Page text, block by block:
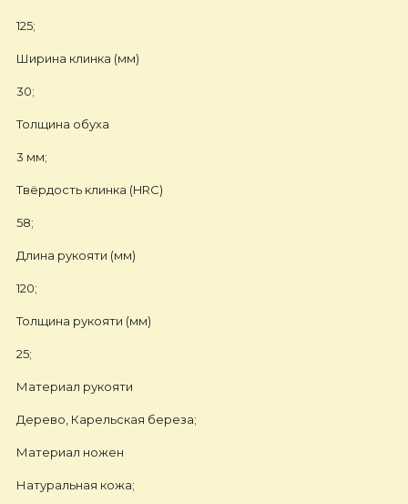
125;
Ширина клинка (мм)
30;
Толщина обуха
3 мм;
Твёрдость клинка (HRC)
58;
Длина рукояти (мм)
120;
Толщина рукояти (мм)
25;
Материал рукояти
Дерево, Карельская береза;
Материал ножен
Натуральная кожа;